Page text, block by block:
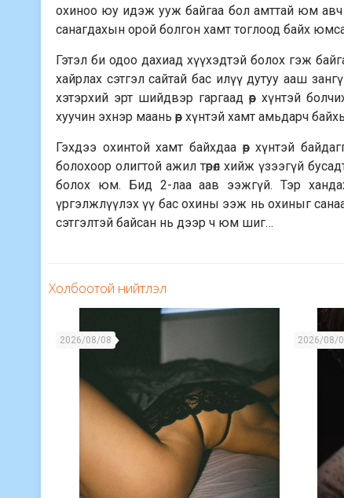
охиноо юу идэж ууж байгаа бол амттай юм авч
санагдахын орой болгон хамт тоглоод байх
Гэтэл би одоо дахиад хүүхэдтэй болох гэж
хайрлах сэтгэл сайтай бас илүү дутуу ааш
хэтэрхий эрт шийдвэр гаргаад өөр хүнтэй
хуучин эхнэр маань өөр хүнтэй хамт амьдарч
Гэхдээ охинтой хамт байхдаа өөр хүнтэй
болохоор олигтой ажил төрөл хийж үзээгүй
болох юм. Бид 2-лаа аав ээжгүй. Тэр
үргэлжлүүлэх үү бас охины ээж нь охиныг
сэтгэлтэй байсан нь дээр ч юм шиг…
Холбоотой нийтлэл
2026/08/08 2026/08/